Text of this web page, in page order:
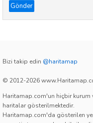
Gönder
Bizi takip edin @haritamap
© 2012-2026
Haritamap.com'un hiçbir
haritalar gösterilmektedir.
Haritamap.com'da gösterilen